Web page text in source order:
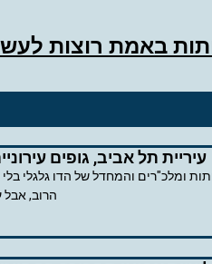
באמת רוצות
עיריית תל אביב, גופים
הרוב, אבל